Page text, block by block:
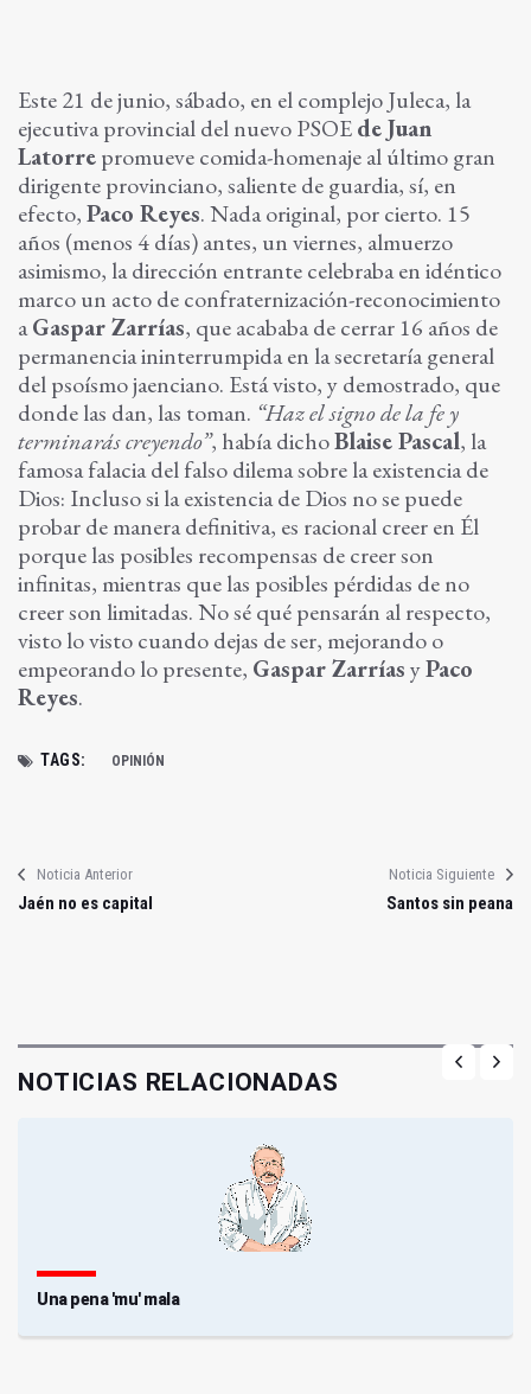
Este 21 de junio, sábado, en el complejo Juleca, la
ejecutiva provincial del nuevo PSOEde Juan
Latorrepromueve comida-homenaje al último gran
dirigente provinciano, saliente de guardia, sí, en
efecto,Paco Reyes. Nada original, por cierto. 15
años (menos 4 días) antes, un viernes, almuerzo
asimismo, la dirección entrante celebraba en idéntico
marco un acto de confraternización-reconocimiento
aGaspar Zarrías, que acababa de cerrar 16 años de
permanencia ininterrumpida en la secretaría general
del psoísmo jaenciano. Está visto, y demostrado, que
donde las dan, las toman. “Haz el signo de la fe y
terminarás creyendo”, había dichoBlaise Pascal, la
famosa falacia del falso dilema sobre la existencia de
Dios: Incluso si la existencia de Dios no se puede
probar de manera definitiva, es racional creer en Él
porque las posibles recompensas de creer son
infinitas, mientras que las posibles pérdidas de no
creer son limitadas. No sé qué pensarán al respecto,
visto lo visto cuando dejas de ser, mejorando o
empeorando lo presente, Gaspar ZarríasyPaco
Reyes.
TAGS: OPINIÓN
Noticia Anterior
Jaén no es capital
Noticia Siguiente
Santos sin peana
NOTICIAS RELACIONADAS
Una pena 'mu' mala